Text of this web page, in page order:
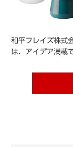
和平フレイズ株式
は、アイデア満載